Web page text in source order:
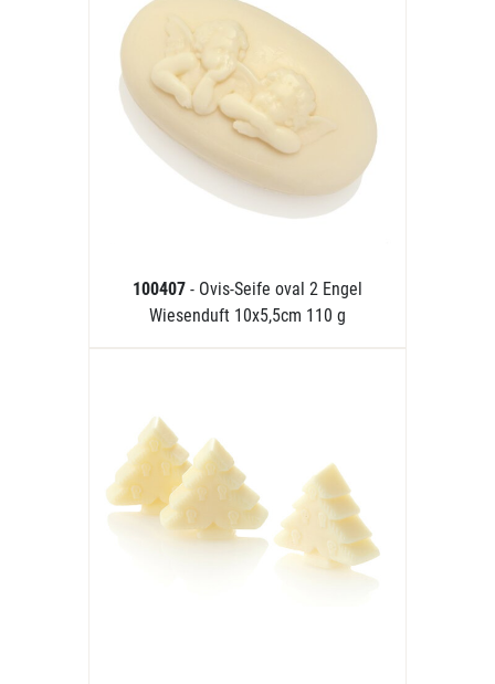
100407 - Ovis-Seife oval 2 Engel
Wiesenduft 10x5,5cm 110 g